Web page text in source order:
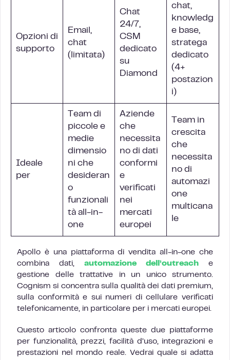
Opzioni di
supporto
Email,
chat
(limitata)
Chat
24/7,
CSM
dedicato
su
Diamond
chat,
knowledg
e base,
stratega
dedicato
(4+
postazion
i)
Ideale
per
Team di
piccole e
medie
dimensio
ni che
desideran
o
funzionali
tà all-in-
one
Aziende
che
necessita
no di dati
conformi
e
verificati
nei
mercati
europei
Team in
crescita
che
necessita
no di
automazi
one
multicana
le
Apollo è una piattaforma di vendita all-in-one che
combina dati, automazione dell’outreach e
gestione delle trattative in un unico strumento.
Cognism si concentra sulla qualità dei dati premium,
sulla conformità e sui numeri di cellulare verificati
telefonicamente, in particolare per i mercati europei.
Questo articolo confronta queste due piattaforme
per funzionalità, prezzi, facilità d’uso, integrazioni e
prestazioni nel mondo reale. Vedrai quale si adatta